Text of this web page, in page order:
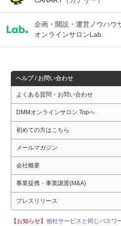
企画・開設・運営ノウハウ
オンラインサロンLab.
ヘルプ / お問い合わせ
よくある質問・お問い合わせ
DMMオンラインサロン Topへ
初めての方はこちら
メールマガジン
会社概要
事業提携・事業譲渡(M&A)
プレスリリース
【お知らせ】他社サービスと同じパスワ